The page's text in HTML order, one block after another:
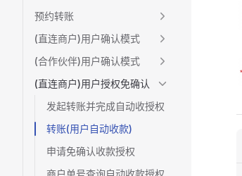
预约转账
(直连商户)用户确认模式
(合作伙伴)用户确认模式
(直连商户)用户授权免确认
发起转账并完成自动收授权
转账(用户自动收款)
申请免确认收款授权
商户单号查询自动收款授权